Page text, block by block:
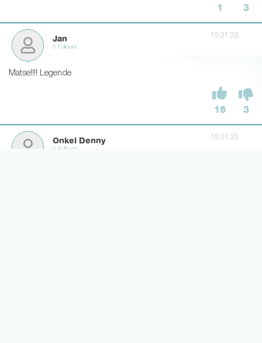
1 3
Jan
5 Follower
19.01.23
Matse!!!! Legende
16 3
Onkel Denny
0 Follower
19.01.23